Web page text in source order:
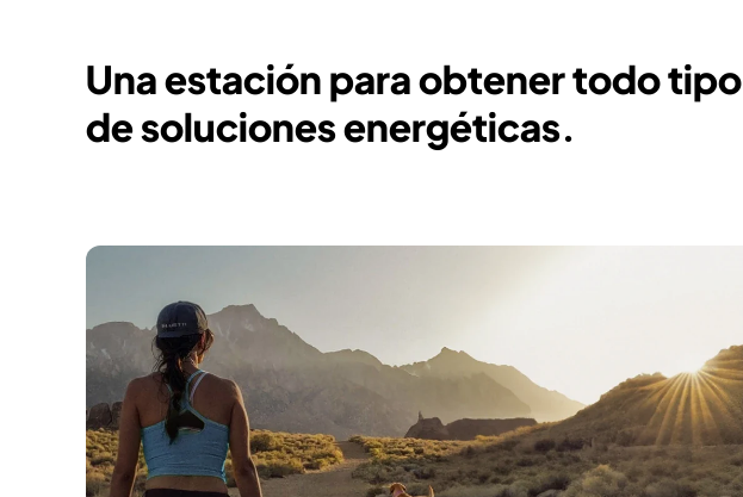
Una estación para obtener todo tipo
de soluciones energéticas.